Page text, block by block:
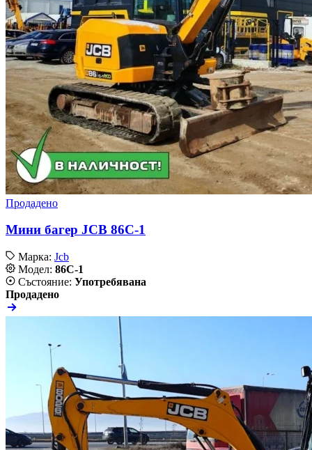
Продадено
Мини багер JCB 86C-1
Марка: Jcb
Модел: 86C-1
Състояние: Употребявана
Продадено